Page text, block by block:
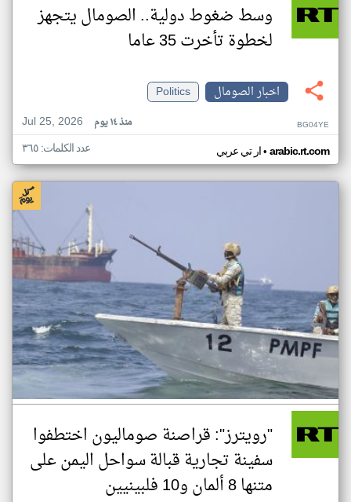
وسط ضغوط دولية.. الصومال يتجهز
لخطوة تأخرت 35 عاما
اخبار الصومال
Politics
Jul 25, 2026
منذ ١٤ يوم BG04YE
ار تي عربي• arabic.rt.com عدد الكلمات: ٣٦٥
"رويترز": قراصنة صوماليون اختطفوا
سفينة تجارية قبالة سواحل اليمن على
متنها 8 ألمان و10 فلبينيين